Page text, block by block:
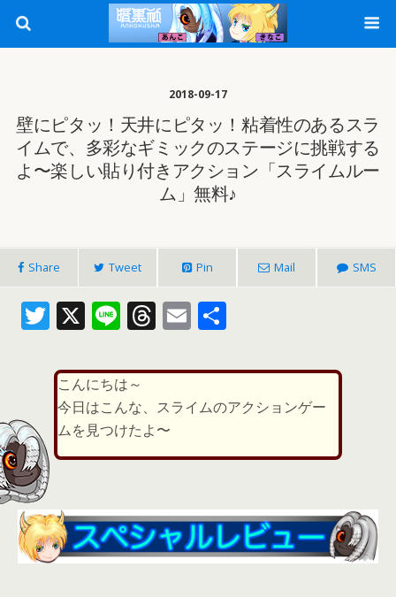
2018-09-17
壁にピタッ！天井にピタッ！粘着性のあるスラ
イムで、多彩なギミックのステージに挑戦する
よ〜楽しい貼り付きアクション「スライムルー
ム」無料♪
Share Tweet Pin Mail SMS
T
itt
er
X Li
e
T
re
a
d
s
E
ai
l
こんにちは～
今日はこんな、スライムのアクションゲー
ムを見つけたよ〜